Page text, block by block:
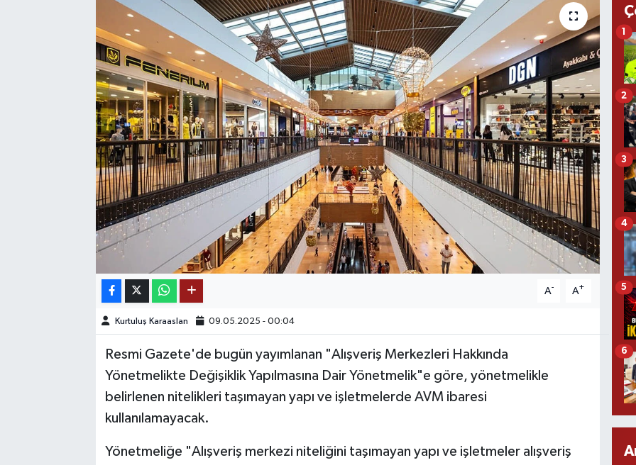
A- A+
Kurtuluş Karaaslan 09.05.2025 - 00:04
Resmi Gazete'de bugün yayımlanan "Alışveriş Merkezleri Hakkında
Yönetmelikte Değişiklik Yapılmasına Dair Yönetmelik"e göre, yönetmelikle
belirlenen nitelikleri taşımayan yapı ve işletmelerde AVM ibaresi
kullanılamayacak.
Yönetmeliğe "Alışveriş merkezi niteliğini taşımayan yapı ve işletmeler alışveriş
1
2
3
4
5
6
OTOMOTİV
KÜLTÜR SANAT